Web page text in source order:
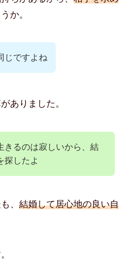
か。
じですよね
ありました。
きるのは寂しいから、結
探したよ
、 結婚して居心地の良い自